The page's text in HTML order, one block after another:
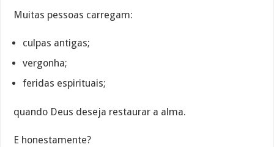
Muitas pessoas carregam:
culpas antigas;
vergonha;
feridas espirituais;
quando Deus deseja restaurar a alma.
E honestamente?